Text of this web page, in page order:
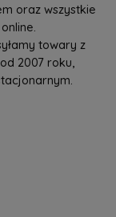
oraz wszystkie
towary z
2007 roku,